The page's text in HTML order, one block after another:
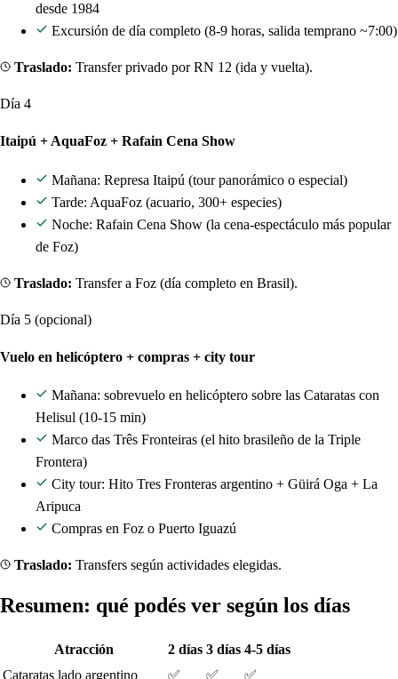
desde 1984
Excursión de día completo (8-9 horas, salida temprano ~7:00)
Traslado: Transfer privado por RN 12 (ida y vuelta).
Día 4
Itaipú + AquaFoz + Rafain Cena Show
Mañana: Represa Itaipú (tour panorámico o especial)
Tarde: AquaFoz (acuario, 300+ especies)
Noche: Rafain Cena Show (la cena-espectáculo más popular
de Foz)
Traslado: Transfer a Foz (día completo en Brasil).
Día 5 (opcional)
Vuelo en helicóptero + compras + city tour
Mañana: sobrevuelo en helicóptero sobre las Cataratas con
Helisul (10-15 min)
Marco das Três Fronteiras (el hito brasileño de la Triple
Frontera)
City tour: Hito Tres Fronteras argentino + Güirá Oga + La
Aripuca
Compras en Foz o Puerto Iguazú
Traslado: Transfers según actividades elegidas.
Resumen: qué podés ver según los días
Atracción 2 días 3 días 4-5 días
Cataratas lado argentino
✅ ✅ ✅